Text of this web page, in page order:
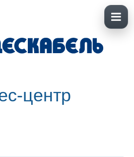
центр